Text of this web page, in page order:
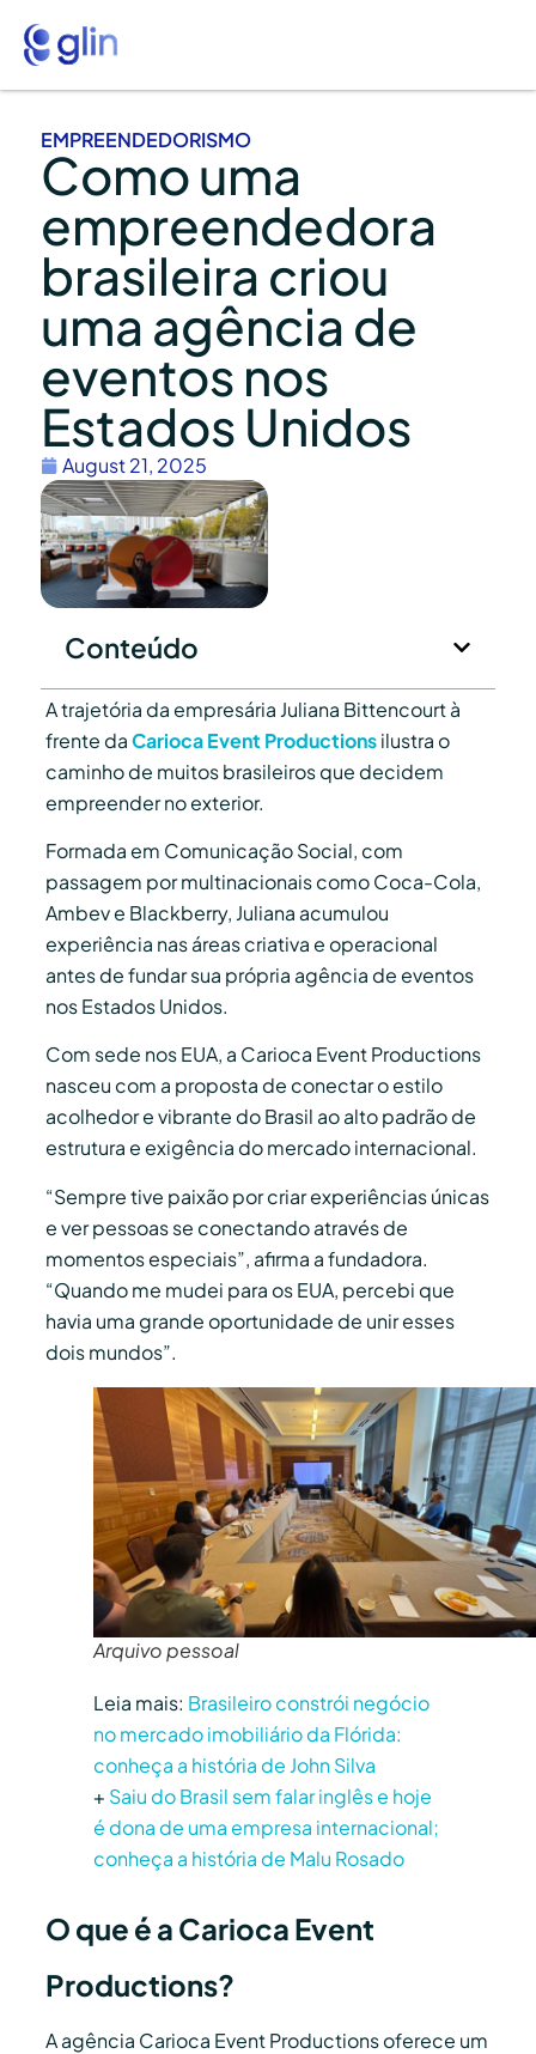
EMPREENDEDORISMO
Como uma
empreendedora
brasileira criou
uma agência de
eventos nos
Estados Unidos
August 21, 2025
Conteúdo
A trajetória da empresária Juliana Bittencourt à
frente daCarioca Event Productionsilustra o
caminho de muitos brasileiros que decidem
empreender no exterior.
Formada em Comunicação Social, com
passagem por multinacionais como Coca-Cola,
Ambev e Blackberry, Juliana acumulou
experiência nas áreas criativa e operacional
antes de fundar sua própria agência de eventos
nos Estados Unidos.
Com sede nos EUA, a Carioca Event Productions
nasceu com a proposta de conectar o estilo
acolhedor e vibrante do Brasil ao alto padrão de
estrutura e exigência do mercado internacional.
“Sempre tive paixão por criar experiências únicas
e ver pessoas se conectando através de
momentos especiais”, afirma a fundadora.
“Quando me mudei para os EUA, percebi que
havia uma grande oportunidade de unir esses
dois mundos”.
Arquivo pessoal
Leia mais: Brasileiro constrói negócio
no mercado imobiliário da Flórida:
conheça a história de John Silva
+ Saiu do Brasil sem falar inglês e hoje
é dona de uma empresa internacional;
conheça a história de Malu Rosado
O que é a Carioca Event
Productions?
A agência Carioca Event Productions oferece um